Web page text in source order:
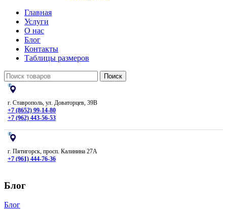
Главная
Услуги
О нас
Блог
Контакты
Таблицы размеров
Поиск
г. Ставрополь, ул. Доваторцев, 39В
+7 (8652) 99-14-80
+7 (962) 443-56-53
г. Пятигорск, просп. Калинина 27А
+7 (961) 444-76-36
Блог
Блог